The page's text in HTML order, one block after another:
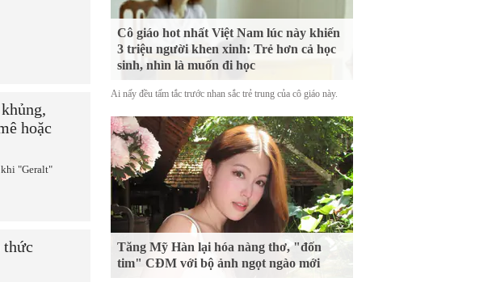
hoặc
khi "Geralt"
thức
Cô giáo hot nhất Việt Nam lúc này khiến
3 triệu người khen xinh: Trẻ hơn cả học
sinh, nhìn là muốn đi học
Ai nấy đều tấm tắc trước nhan sắc trẻ trung của cô giáo này.
Tăng Mỹ Hàn lại hóa nàng thơ, "đốn
tim" CĐM với bộ ảnh ngọt ngào mới